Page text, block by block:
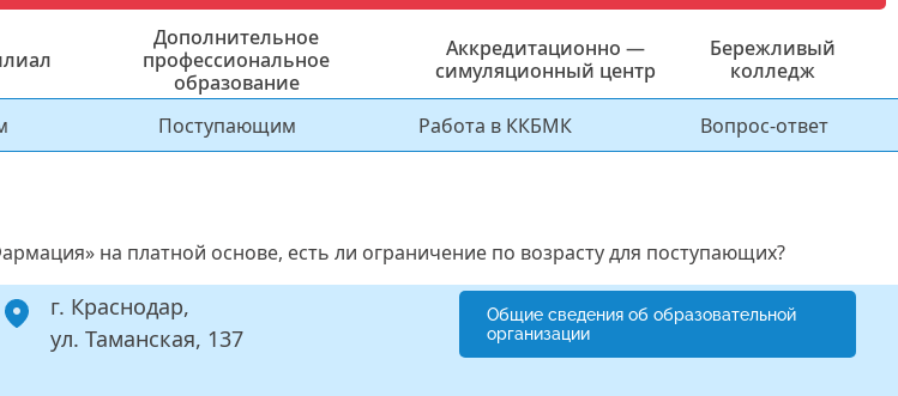
Дополнительное
профессиональное
образование
Аккредитационно —
симуляционный центр
Бережливый
колледж
Поступающим Работа в ККБМК Вопрос-ответ
на платной основе, есть ли ограничение по возрасту для поступающих?
г. Краснодар,
ул. Таманская, 137
Общие сведения об образовательной
организации